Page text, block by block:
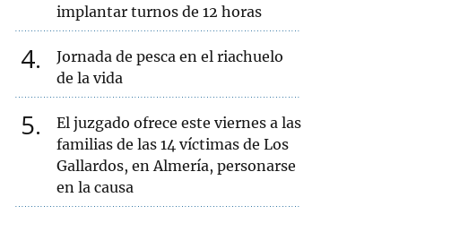
implantar turnos de 12 horas
4
Jornada de pesca en el riachuelo
de la vida
5
El juzgado ofrece este viernes a las
familias de las 14 víctimas de Los
Gallardos, en Almería, personarse
en la causa